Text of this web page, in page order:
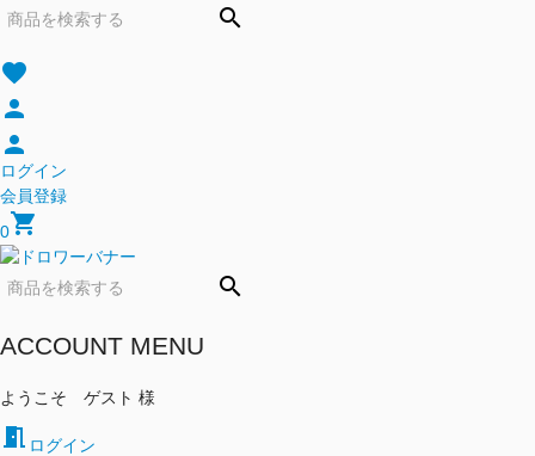
search
favorite
person
person
ログイン
会員登録
0shopping_cart
search
ACCOUNT MENU
ようこそ ゲスト 様
meeting_room ログイン